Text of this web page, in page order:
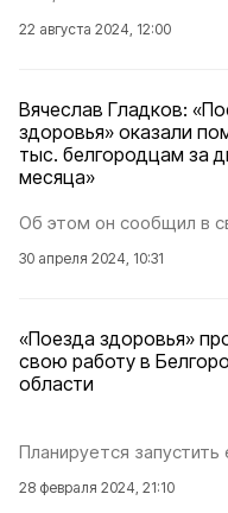
22 августа 2024, 12:00
Вячеслав Гладков:
здоровья» оказали
тыс. белгородцам за
месяца»
Об этом он сообщил в
30 апреля 2024, 10:31
«Поезда здоровья»
свою работу в
области
Планируется
28 февраля 2024, 21:10